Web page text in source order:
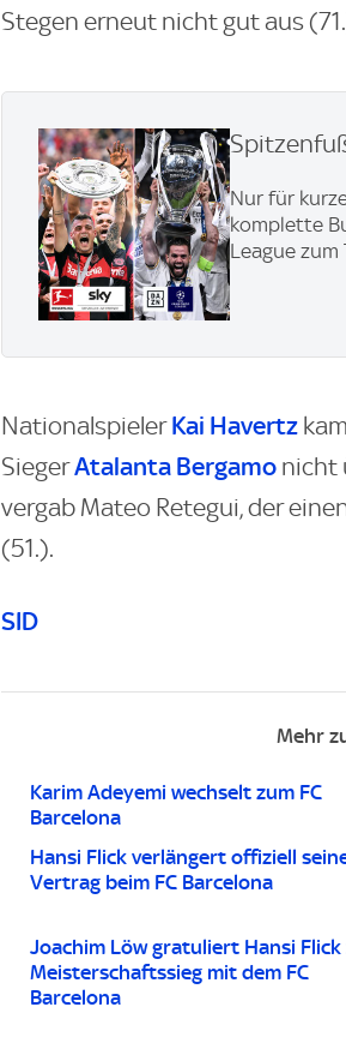
Stegen erneut nicht gut aus
Nur für
komplette
League zum
NationalspielerKai Havertz
SiegerAtalanta Bergamo nicht
vergab Mateo Retegui, der
(51.).
SID
Mehr
Karim Adeyemi wechselt zum FC
Barcelona
Hansi Flick verlängert offiziell
Vertrag beim FC Barcelona
Joachim Löw gratuliert Hansi
Meisterschaftssieg mit dem FC
Barcelona